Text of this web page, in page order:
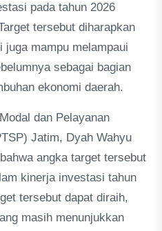
pada tahun 2026
tersebut diharapkan
mampu melampaui
sebagai bagian
ekonomi daerah.
dan Pelayanan
Jatim, Dyah Wahyu
angka target tersebut
kinerja investasi tahun
tersebut dapat diraih,
masih menunjukkan